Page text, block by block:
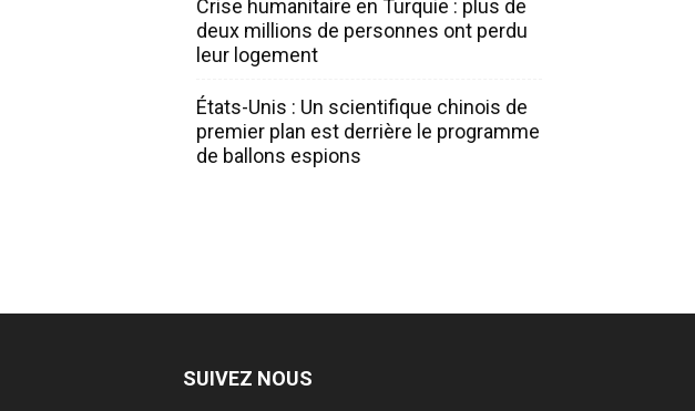
Crise humanitaire en Turquie : plus de
deux millions de personnes ont perdu
leur logement
États-Unis : Un scientifique chinois de
premier plan est derrière le programme
de ballons espions
SUIVEZ NOUS